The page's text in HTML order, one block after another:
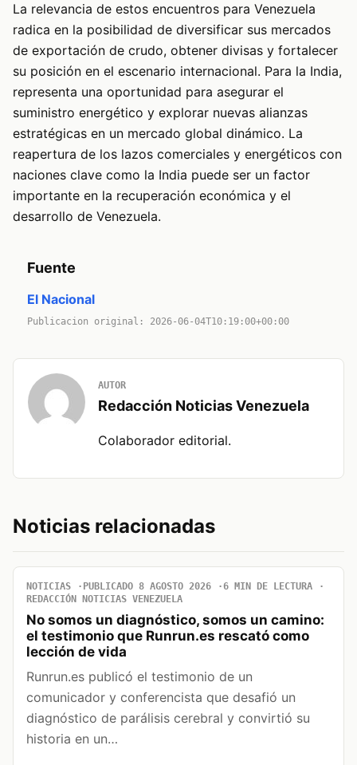
La relevancia de estos encuentros para Venezuela
radica en la posibilidad de diversificar sus mercados
de exportación de crudo, obtener divisas y fortalecer
su posición en el escenario internacional. Para la India,
representa una oportunidad para asegurar el
suministro energético y explorar nuevas alianzas
estratégicas en un mercado global dinámico. La
reapertura de los lazos comerciales y energéticos con
naciones clave como la India puede ser un factor
importante en la recuperación económica y el
desarrollo de Venezuela.
Fuente
El Nacional
Publicacion original: 2026-06-04T10:19:00+00:00
AUTOR
Redacción Noticias Venezuela
Colaborador editorial.
Noticias relacionadas
NOTICIAS PUBLICADO 8 AGOSTO 2026
6 MIN DE LECTURA
REDACCIÓN NOTICIAS VENEZUELA
No somos un diagnóstico, somos un camino:
el testimonio que Runrun.es rescató como
lección de vida
Runrun.es publicó el testimonio de un
comunicador y conferencista que desafió un
diagnóstico de parálisis cerebral y convirtió su
historia en un…